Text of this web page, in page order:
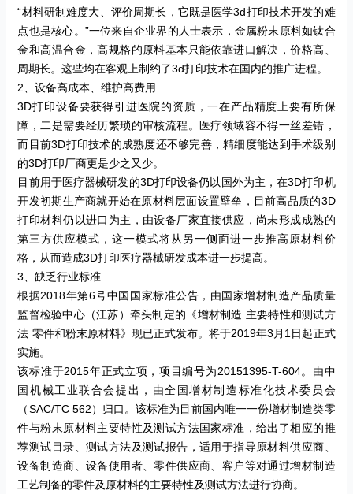
“材料研制难度大、评价周期长，它既是医学3d打印技术开发的难
点也是核心。 ”一位来自企业界的人士表示，金属粉末原料如钛合
金和高温合金，高规格的原料基本只能依靠进口解决，价格高、
周期长。这些均在客观上制约了3d打印技术在国内的推广进程。
2 、设备高成本、维护高费用
3D打印设备要获得引进医院的资质，一在产品精度上要有所保
障，二是需要经历繁琐的审核流程。医疗领域容不得一丝差错，
而目前3D打印技术的成熟度还不够完善，精细度能达到手术级别
的3D打印厂商更是少之又少。
目前用于医疗器械研发的3D打印设备仍以国外为主，在3D打印机
开发初期生产商就开始在原材料层面设置壁垒，目前高品质的3D
打印材料仍以进口为主，由设备厂家直接供应，尚未形成成熟的
第三方供应模式，这一模式将从另一侧面进一步推高原材料价
格，从而造成3D打印医疗器械研发成本进一步提高。
3 、缺乏行业标准
根据2018年第6号中国国家标准公告，由国家增材制造产品质量
监督检验中心（江苏）牵头制定的《增材制造 主要特性和测试方
法 零件和粉末原材料》现已正式发布。将于2019年3 月 1 日起正式
实施。
该标准于2015年正式立项，项目编号为20151395-T-604。由中
国机械工业联合会提出，由全国增材制造标准化技术委员会
（SAC/TC 562）归口。该标准为目前国内唯一一份增材制造类零
件与粉末原材料主要特性及测试方法国家标准，给出了相应的推
荐测试目录、测试方法及测试报告，适用于指导原材料供应商、
设备制造商、设备使用者、零件供应商、客户等对通过增材制造
工艺制备的零件及原材料的主要特性及测试方法进行协商。